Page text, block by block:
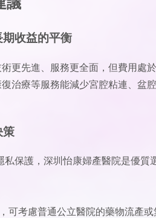
收益的平衡
更先進、服務更全面，但費用處
治療等服務能減少宮腔粘連、盆
策
私保護，深圳怡康婦產醫院是優
可考慮普通公立醫院的藥物流產